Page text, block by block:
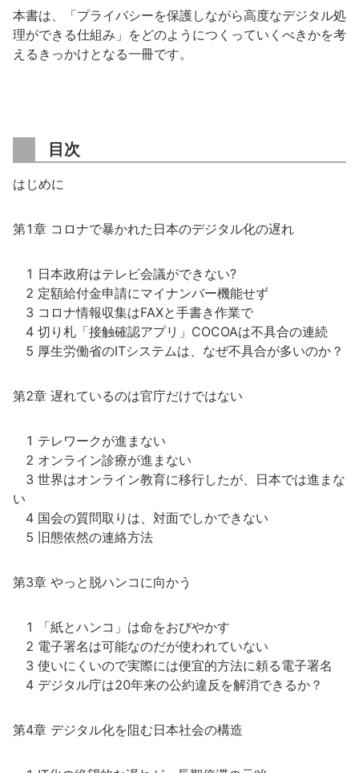
本書は、「プライバシーを保護しながら高度なデジタル処
理ができる仕組み」をどのようにつくっていくべきかを考
えるきっかけとなる一冊です。
目次
はじめに
第1章 コロナで暴かれた日本のデジタル化の遅れ
1 日本政府はテレビ会議ができない?
2 定額給付金申請にマイナンバー機能せず
3 コロナ情報収集はFAXと手書き作業で
4 切り札「接触確認アプリ」COCOAは不具合の連続
5 厚生労働省のITシステムは、なぜ不具合が多いのか？
第2章 遅れているのは官庁だけではない
1 テレワークが進まない
2 オンライン診療が進まない
3 世界はオンライン教育に移行したが、日本では進まな
い
4 国会の質問取りは、対面でしかできない
5 旧態依然の連絡方法
第3章 やっと脱ハンコに向かう
1 「紙とハンコ」は命をおびやかす
2 電子署名は可能なのだが使われていない
3 使いにくいので実際には便宜的方法に頼る電子署名
4 デジタル庁は20年来の公約違反を解消できるか？
第4章 デジタル化を阻む日本社会の構造